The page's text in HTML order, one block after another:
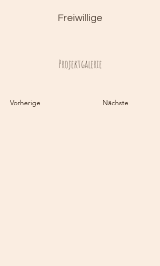
Freiwillige
Projektgalerie
Vorherige Nächste